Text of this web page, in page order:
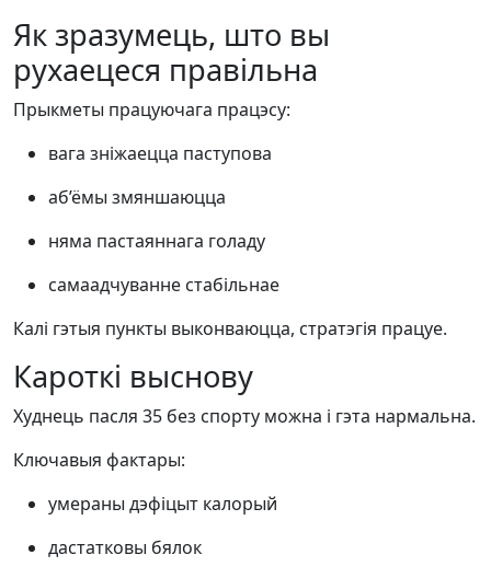
Як зразумець, што вы
рухаецеся правільна
Прыкметы працуючага працэсу:
вага зніжаецца паступова
аб’ёмы змяншаюцца
няма пастаяннага голаду
самаадчуванне стабільнае
Калі гэтыя пункты выконваюцца, стратэгія працуе.
Кароткі выснову
Худнець пасля 35 без спорту можна і гэта нармальна.
Ключавыя фактары:
умераны дэфіцыт калорый
дастатковы бялок